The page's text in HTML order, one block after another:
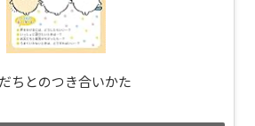
ちとのつき合いかた